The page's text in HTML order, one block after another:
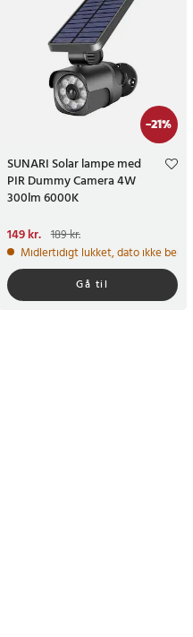
hverdage
-21%
SUNARI Solar lampe med
PIR Dummy Camera 4W
300lm 6000K
Nuværende pris
149 kr.Tidligere pris :189 kr.
149 kr. 189 kr.
Midlertidigt lukket, dato ikke
Gå til